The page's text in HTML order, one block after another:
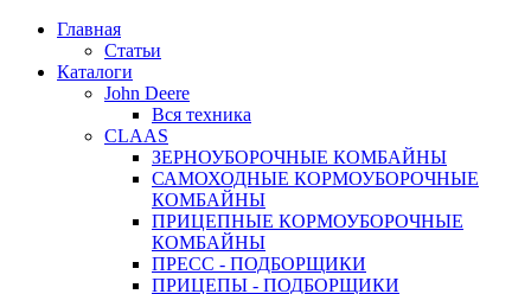
Главная
Статьи
Каталоги
John Deere
Вся техника
CLAAS
ЗЕРНОУБОРОЧНЫЕ КОМБАЙНЫ
САМОХОДНЫЕ КОРМОУБОРОЧНЫЕ
КОМБАЙНЫ
ПРИЦЕПНЫЕ КОРМОУБОРОЧНЫЕ
КОМБАЙНЫ
ПРЕСС - ПОДБОРЩИКИ
ПРИЦЕПЫ - ПОДБОРЩИКИ